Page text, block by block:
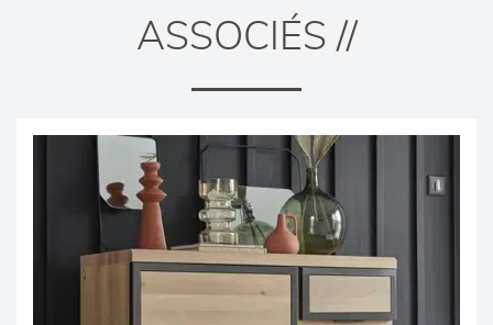
ASSOCIÉS //